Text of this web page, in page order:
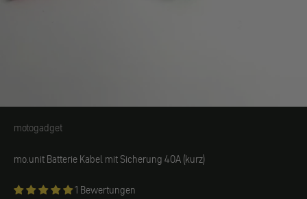
motogadget
motogadget
mo.unit Batterie Kabel mit Sicherung 40A (kurz)
1 Bewertungen